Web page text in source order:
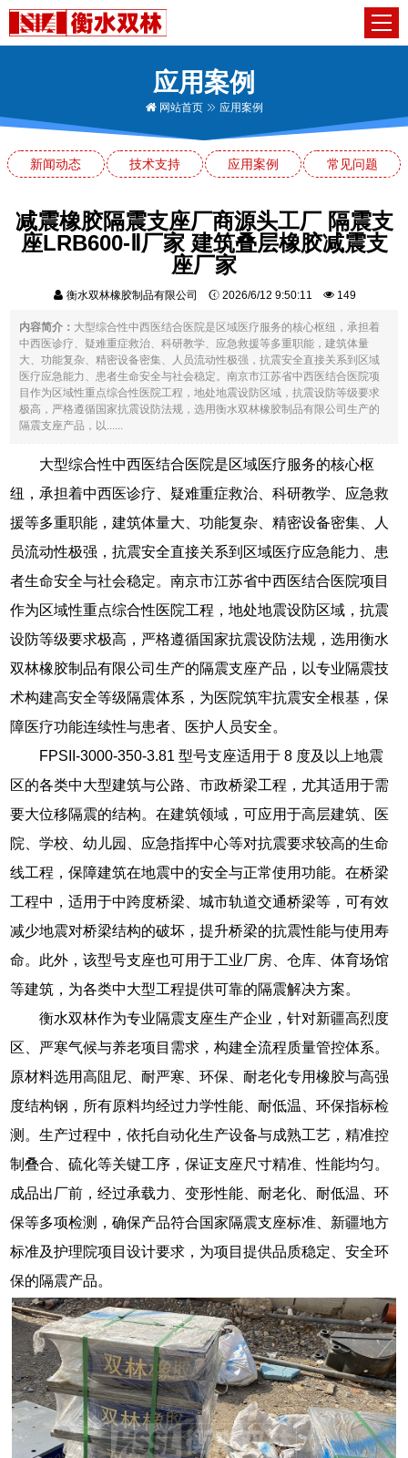
应用案例
网站首页 应用案例
新闻动态 技术支持 应用案例 常见问题
减震橡胶隔震支座厂商源头工厂 隔震支
座LRB600-Ⅱ厂家 建筑叠层橡胶减震支
座厂家
衡水双林橡胶制品有限公司 2026/6/12 9:50:11 149
内容简介： 大型综合性中西医结合医院是区域医疗服务的核心枢纽，承担着
中西医诊疗、疑难重症救治、科研教学、应急救援等多重职能，建筑体量
大、功能复杂、精密设备密集、人员流动性极强，抗震安全直接关系到区域
医疗应急能力、患者生命安全与社会稳定。南京市江苏省中西医结合医院项
目作为区域性重点综合性医院工程，地处地震设防区域，抗震设防等级要求
极高，严格遵循国家抗震设防法规，选用衡水双林橡胶制品有限公司生产的
隔震支座产品，以......
大型综合性中西医结合医院是区域医疗服务的核心枢
纽，承担着中西医诊疗、疑难重症救治、科研教学、应急救
援等多重职能，建筑体量大、功能复杂、精密设备密集、人
员流动性极强，抗震安全直接关系到区域医疗应急能力、患
者生命安全与社会稳定。南京市江苏省中西医结合医院项目
作为区域性重点综合性医院工程，地处地震设防区域，抗震
设防等级要求极高，严格遵循国家抗震设防法规，选用衡水
双林橡胶制品有限公司生产的隔震支座产品，以专业隔震技
术构建高安全等级隔震体系，为医院筑牢抗震安全根基，保
障医疗功能连续性与患者、医护人员安全。
FPSII-3000-350-3.81 型号支座适用于 8 度及以上地震
区的各类中大型建筑与公路、市政桥梁工程，尤其适用于需
要大位移隔震的结构。在建筑领域，可应用于高层建筑、医
院、学校、幼儿园、应急指挥中心等对抗震要求较高的生命
线工程，保障建筑在地震中的安全与正常使用功能。在桥梁
工程中，适用于中跨度桥梁、城市轨道交通桥梁等，可有效
减少地震对桥梁结构的破坏，提升桥梁的抗震性能与使用寿
命。此外，该型号支座也可用于工业厂房、仓库、体育场馆
等建筑，为各类中大型工程提供可靠的隔震解决方案。
衡水双林作为专业隔震支座生产企业，针对新疆高烈度
区、严寒气候与养老项目需求，构建全流程质量管控体系。
原材料选用高阻尼、耐严寒、环保、耐老化专用橡胶与高强
度结构钢，所有原料均经过力学性能、耐低温、环保指标检
测。生产过程中，依托自动化生产设备与成熟工艺，精准控
制叠合、硫化等关键工序，保证支座尺寸精准、性能均匀。
成品出厂前，经过承载力、变形性能、耐老化、耐低温、环
保等多项检测，确保产品符合国家隔震支座标准、新疆地方
标准及护理院项目设计要求，为项目提供品质稳定、安全环
保的隔震产品。